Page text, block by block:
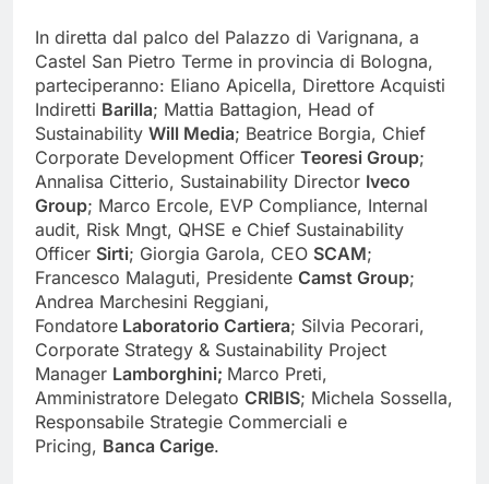
In diretta dal palco del Palazzo di Varignana, a
Castel San Pietro Terme in provincia di Bologna,
parteciperanno: Eliano Apicella, Direttore Acquisti
Indiretti Barilla; Mattia Battagion, Head of
Sustainability Will Media; Beatrice Borgia, Chief
Corporate Development Officer Teoresi Group;
Annalisa Citterio, Sustainability Director Iveco
Group; Marco Ercole, EVP Compliance, Internal
audit, Risk Mngt, QHSE e Chief Sustainability
Officer Sirti; Giorgia Garola, CEO SCAM;
Francesco Malaguti, Presidente Camst Group;
Andrea Marchesini Reggiani,
Fondatore Laboratorio Cartiera; Silvia Pecorari,
Corporate Strategy & Sustainability Project
Manager Lamborghini; Marco Preti,
Amministratore Delegato CRIBIS; Michela Sossella,
Responsabile Strategie Commerciali e
Pricing, Banca Carige.